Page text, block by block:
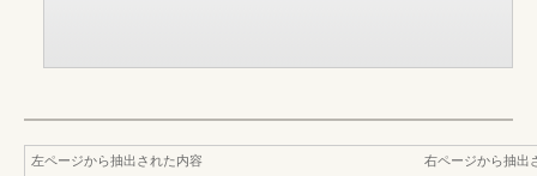
左ページから抽出された内容
右ページから抽出